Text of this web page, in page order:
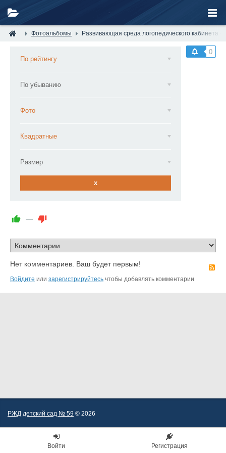
Фотоальбомы Развивающая среда логопедического кабинета
0
По рейтингу
По убыванию
Фото
Квадратные
Размер
x
—
Нет комментариев. Ваш будет первым!
Войдите или зарегистрируйтесь чтобы добавлять комментарии
РЖД детский сад № 59 © 2026
Войти Регистрация